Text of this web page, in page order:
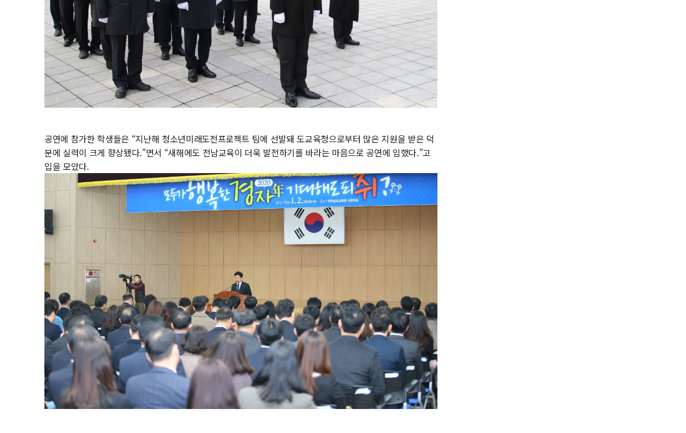
공연에 참가한 학생들은 “지난해 청소년미래도전프로젝트 팀에 선발돼 도교육청으로부터 많은 지원을 받은 덕
분에 실력이 크게 향상됐다.”면서 “새해에도 전남교육이 더욱 발전하기를 바라는 마음으로 공연에 임했다.”고
입을 모았다.